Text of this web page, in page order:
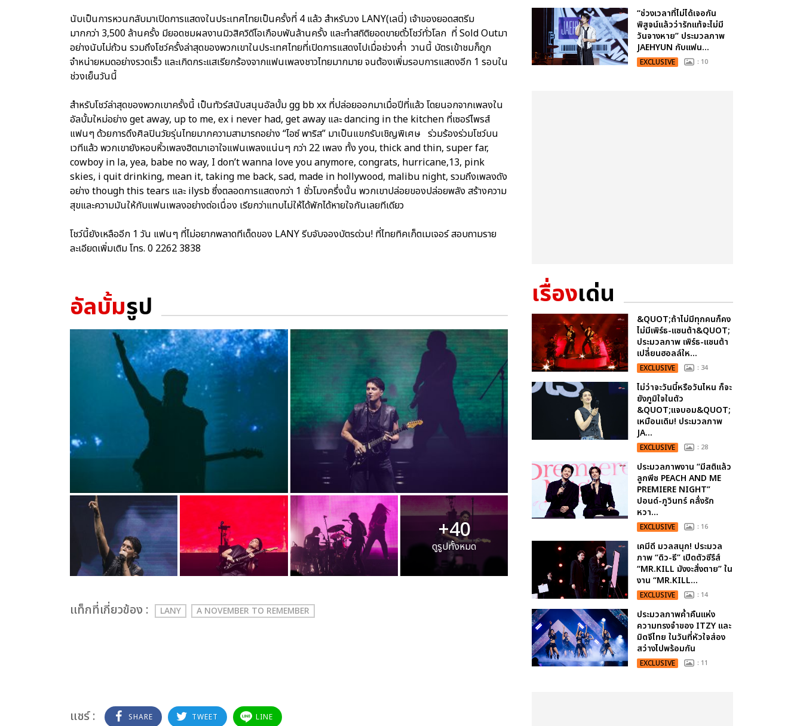
นับเป็นการหวนกลับมาเปิดการแสดงในประเทศไทยเป็นครั้งที่ 4 แล้ว สำหรับวง LANY(เลนี่) เจ้าของยอดสตรีม
มากกว่า 3,500 ล้านครั้ง มียอดชมผลงานมิวสิควิดีโอเกือบพันล้านครั้ง และทำสถิติยอดขายตั๋วโชว์ทั่วโลก ที่ Sold Outมา
อย่างนับไม่ถ้วน รวมถึงโชว์ครั้งล่าสุดของพวกเขาในประเทศไทยที่เปิดการแสดงไปเมื่อช่วงค่ำ วานนี้ บัตรเข้าชมก็ถูก
จำหน่ายหมดอย่างรวดเร็ว และเกิดกระแสเรียกร้องจากแฟนเพลงชาวไทยมากมาย จนต้องเพิ่มรอบการแสดงอีก 1 รอบใน
ช่วงเย็นวันนี้
สำหรับโชว์ล่าสุดของพวกเขาครั้งนี้ เป็นทัวร์สนับสนุนอัลบั้ม gg bb xx ที่ปล่อยออกมาเมื่อปีที่แล้ว โดยนอกจากเพลงใน
อัลบั้มใหม่อย่าง get away, up to me, ex i never had, get away และ dancing in the kitchen ที่เซอร์ไพรส์
แฟนๆ ด้วยการดึงศิลปินวัยรุ่นไทยมากความสามารถอย่าง “ไอซ์ พาริส” มาเป็นแขกรับเชิญพิเศษ ร่วมร้องร่วมโชว์บน
เวทีแล้ว พวกเขายังหอบหิ้วเพลงฮิตมาเอาใจแฟนเพลงแน่นๆ กว่า 22 เพลง ทั้ง you, thick and thin, super far,
cowboy in la, yea, babe no way, I don’t wanna love you anymore, congrats, hurricane,13, pink
skies, i quit drinking, mean it, taking me back, sad, made in hollywood, malibu night, รวมถึงเพลงดัง
อย่าง though this tears และ ilysb ซึ่งตลอดการแสดงกว่า 1 ชั่วโมงครึ่งนั้น พวกเขาปล่อยของปล่อยพลัง สร้างความ
สุขและความมันให้กับแฟนเพลงอย่างต่อเนื่อง เรียกว่าแทบไม่ให้ได้พักได้หายใจกันเลยทีเดียว
โชว์นี้ยังเหลืออีก 1 วัน แฟนๆ ที่ไม่อยากพลาดทีเด็ดของ LANY รีบจับจองบัตรด่วน! ที่ไทยทิคเก็ตเมเจอร์ สอบถามราย
ละเอียดเพิ่มเติม โทร. 0 2262 3838
อัลบั้มรูป
+40
ดูรูปทั้งหมด
เเท็กที่เกี่ยวข้อง : LANY A NOVEMBER TO REMEMBER
แชร์ : SHARE TWEET LINE
“ช่วงเวลาที่ไม่ได้เจอกัน
พิสูจน์แล้วว่ารักแท้จะไม่มี
วันจางหาย” ประมวลภาพ
JAEHYUN กับแฟน...
EXCLUSIVE : 10
เรื่องเด่น
&QUOT;ถ้าไม่มีทุกคนก็คง
ไม่มีเพิร์ธ-แซนต้า&QUOT;
ประมวลภาพ เพิร์ธ-แซนต้า
เปลี่ยนฮอลล์ให...
EXCLUSIVE : 34
ไม่ว่าจะวันนี้หรือวันไหน ก็จะ
ยังภูมิใจในตัว
&QUOT;แจบอม&QUOT;
เหมือนเดิม! ประมวลภาพ
JA...
EXCLUSIVE : 28
ประมวลภาพงาน “มีสติแล้ว
ลูกพีช PEACH AND ME
PREMIERE NIGHT”
ปอนด์-ภูวินทร์ คลั่งรัก
หวา...
EXCLUSIVE : 16
เคมีดี มวลสนุก! ประมวล
ภาพ “ดิว-ธี” เปิดตัวซีรีส์
“MR.KILL มังงะสั่งตาย” ใน
งาน “MR.KILL...
EXCLUSIVE : 14
ประมวลภาพค่ำคืนแห่ง
ความทรงจำของ ITZY และ
มิดจีไทย ในวันที่หัวใจส่อง
สว่างไปพร้อมกัน
EXCLUSIVE : 11